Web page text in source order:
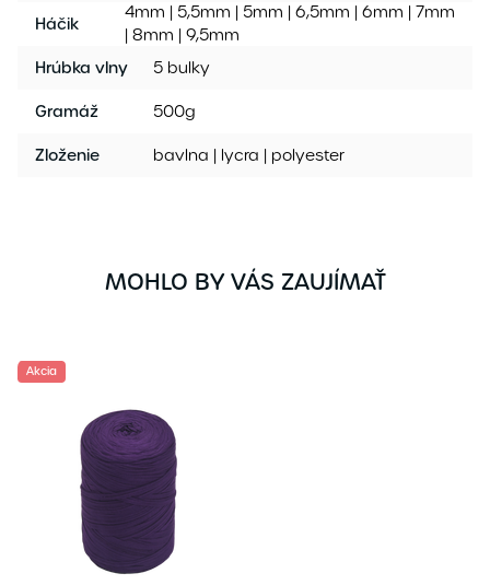
Háčik
4mm | 5,5mm | 5mm | 6,5mm | 6mm | 7mm
| 8mm | 9,5mm
Hrúbka vlny
5 bulky
Gramáž
500g
Zloženie
bavlna | lycra | polyester
MOHLO BY VÁS ZAUJÍMAŤ
Akcia